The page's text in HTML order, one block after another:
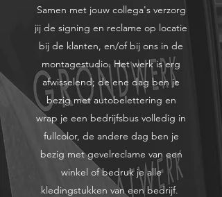
Samen met jouw collega's verzorg
jij de signing en reclame op locatie
bij de klanten, en/of bij ons in de
montagestudio. Het werk is erg
afwisselend; de ene dag ben je
bezig met autobelettering en
wrap je een bedrijfsbus volledig in
fullcolor, de andere dag ben je
bezig met gevelreclame van een
winkel of bedruk je alle
kledingstukken van een bedrijf.